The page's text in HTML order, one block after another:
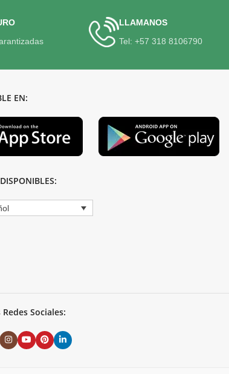
LLAMANOS
Tel: +57 318 8106790
EN:
Sociales: